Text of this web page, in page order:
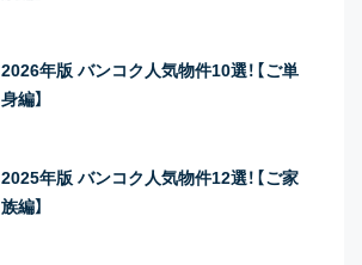
2026年版 バンコク人気物件10選！【ご単
身編】
2025年版 バンコク人気物件12選！【ご家
族編】